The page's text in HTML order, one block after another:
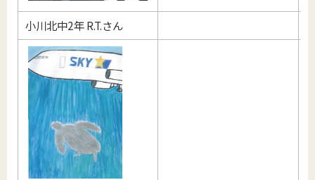
小川北中2年 R.T.さん